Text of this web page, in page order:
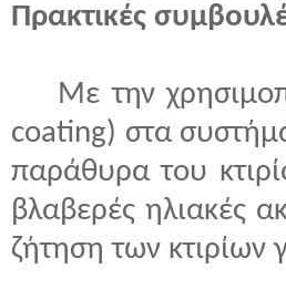
Πρακτικές
Με την
coating) στα
παράθυρα του
βλαβερές ηλιακές
ζήτηση των κτιρίων